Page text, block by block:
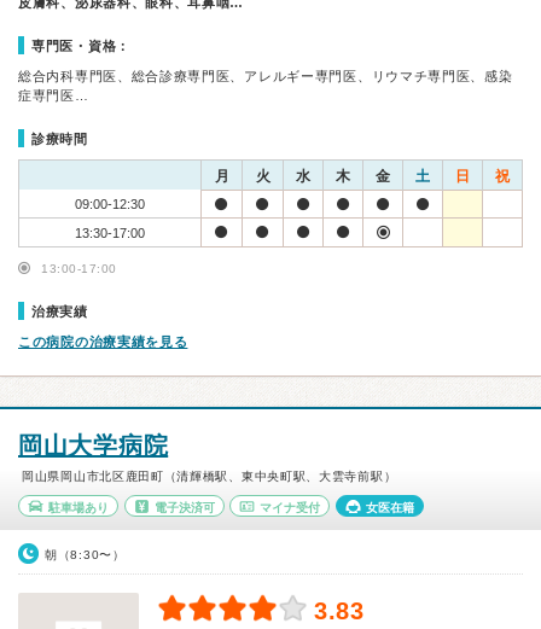
専門医・資格：
総合内科専門医、総合診療専門医、アレルギー専門医、リウマチ専門医、感染
症専門医…
診療時間
月 火 水 木 金 土 日 祝
09:00-12:30
13:30-17:00
13:00-17:00
治療実績
この病院の治療実績を見る
岡山大学病院
岡山県岡山市北区鹿田町（清輝橋駅、東中央町駅、大雲寺前駅）
駐車場あり 電子決済可 マイナ受付 女医在籍
朝（8:30〜）
3.83